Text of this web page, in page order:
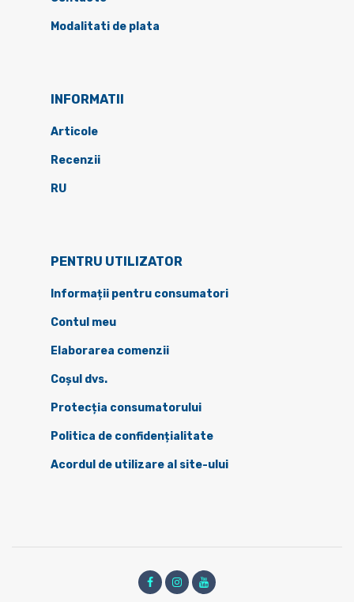
Modalitati de plata
INFORMATII
Articole
Recenzii
RU
PENTRU UTILIZATOR
Informații pentru consumatori
Contul meu
Elaborarea comenzii
Coșul dvs.
Protecția consumatorului
Politica de confidențialitate
Acordul de utilizare al site-ului